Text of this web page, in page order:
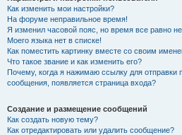
Как изменить мои настройки?
На форуме неправильное время!
Я изменил часовой пояс, но время все равно
Моего языка нет в списке!
Как поместить картинку вместе со своим
Что такое звание и как изменить его?
Почему, когда я нажимаю ссылку для отправки
сообщения, появляется страница входа?
Создание и размещение сообщений
Как создать новую тему?
Как отредактировать или удалить сообщение?